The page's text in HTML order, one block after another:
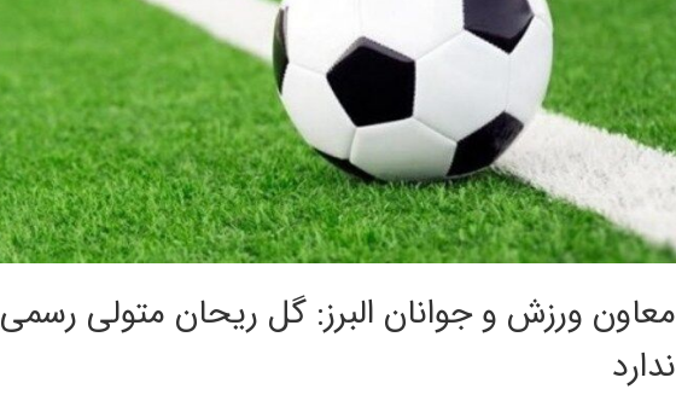
معاون ورزش و جوانان البرز: گل ریحان متولی رسمی
ندارد